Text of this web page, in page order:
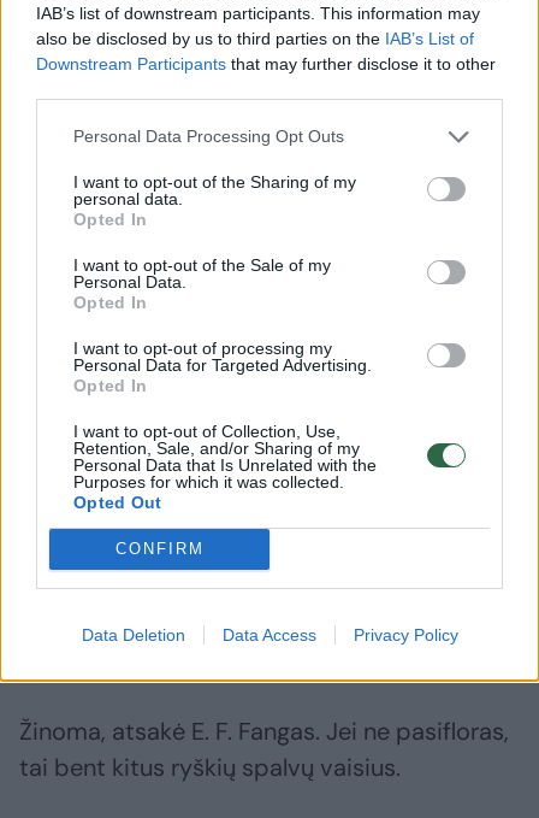
IAB’s list of downstream participants. This information may
also be disclosed by us to third parties on the IAB’s List of
Downstream Participants that may further disclose it to other
Personal Data Processing Opt Outs
I want to opt-out of the Sharing of my
personal data.
Opted In
I want to opt-out of the Sale of my
Personal Data.
Opted In
I want to opt-out of processing my
Personal Data for Targeted Advertising.
Opted In
I want to opt-out of Collection, Use,
Retention, Sale, and/or Sharing of my
Personal Data that Is Unrelated with the
Purposes for which it was collected.
Opted Out
CONFIRM
Data Deletion Data Access Privacy Policy
Korėjos tyrėjas užpatentavo molekules, kurias
E. F. Fango laboratorija tyrė dar pirmojo šio
F. Fangui ir jo komandai patentuoti savo
lėšų vaistų kūrimui.
„Dabar naudojame dirbtinį intelektą, kad šiek
tiek pakeistume cheminę struktūrą ir
gautume naują junginį, kurio veikla būtų tokia
pati, bet kurį galėtume patentuoti“, –
„sciencenorway.no“ sakė E. F. Fangas.
Valgykite daugiau spalvingų vaisių!
Kadangi vaistai bus išrasti negreitai, ar
pasifloros vaisių?
Žinoma, atsakė E. F. Fangas. Jei ne pasifloras,
tai bent kitus ryškių spalvų vaisius.